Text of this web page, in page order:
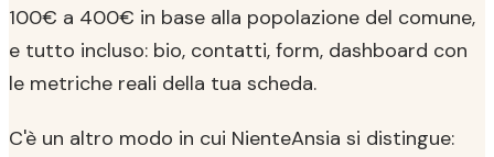
100€ a 400€ in base alla popolazione del comune,
e tutto incluso: bio, contatti, form, dashboard con
le metriche reali della tua scheda.
C'è un altro modo in cui NienteAnsia si distingue: